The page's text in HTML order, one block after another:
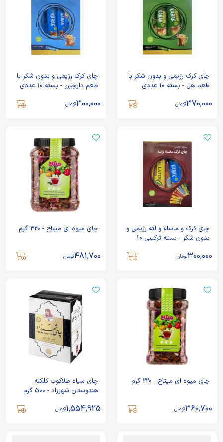
چای کرک رژیمی و بدون شکر با
طعم هل - بسته 10 عددی
370,000تومان
چای کرک رژیمی و بدون شکر با
طعم دارچین - بسته 10 عددی
300,000تومان
چای کرک و ماسالا و لته رژیمی و
بدون شکر - بسته ترکیبی 10
300,000تومان
چای میوه ای میتاح - 320 گرم
481,700تومان
چای میوه ای میتاح - 220 گرم
360,700تومان
چای سیاه طلاکوب کلکته
هندوستان شهرزاد - 500 گرم
1,554,925تومان